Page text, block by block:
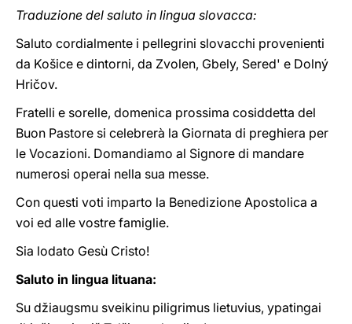
Traduzione del saluto in lingua slovacca:
Saluto cordialmente i pellegrini slovacchi provenienti
da Košice e dintorni, da Zvolen, Gbely, Sered' e Dolný
Hričov.
Fratelli e sorelle, domenica prossima cosiddetta del
Buon Pastore si celebrerà la Giornata di preghiera per
le Vocazioni. Domandiamo al Signore di mandare
numerosi operai nella sua messe.
Con questi voti imparto la Benedizione Apostolica a
voi ed alle vostre famiglie.
Sia lodato Gesù Cristo!
Saluto in lingua lituana:
Su džiaugsmu sveikinu piligrimus lietuvius, ypatingai